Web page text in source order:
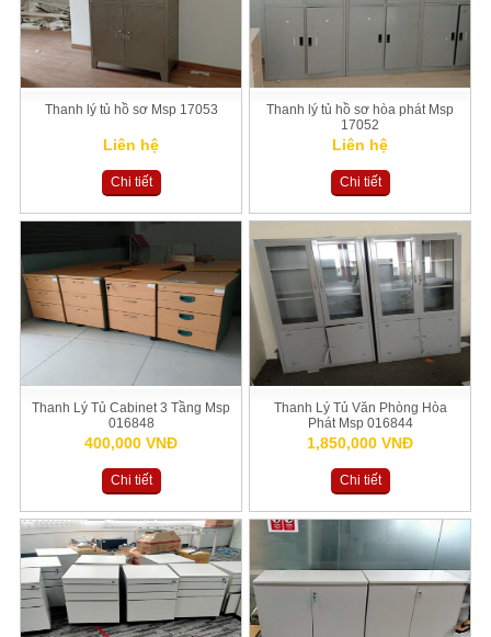
Thanh lý tủ hồ sơ Msp 17053
Liên hệ
Chi tiết
Thanh lý tủ hồ sơ hòa phát Msp
17052
Liên hệ
Chi tiết
Thanh Lý Tủ Cabinet 3 Tầng Msp
016848
400,000 VNĐ
Chi tiết
Thanh Lý Tủ Văn Phòng Hòa
Phát Msp 016844
1,850,000 VNĐ
Chi tiết